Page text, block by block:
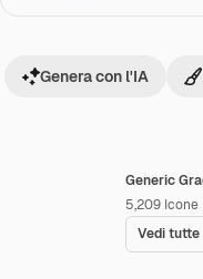
Generic
5,209 Icone
Vedi tutte
Genera con l'IA